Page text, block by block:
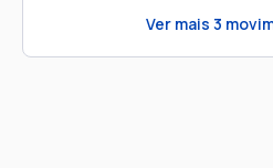
Ver mais 3